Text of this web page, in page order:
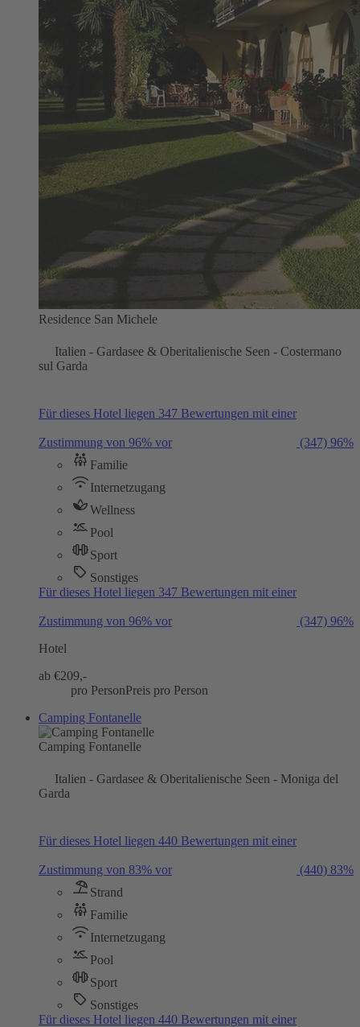
Residence San Michele
Italien - Gardasee & Oberitalienische Seen - Costermano
sul Garda
Für dieses Hotel liegen 347 Bewertungen mit einer
Zustimmung von 96% vor (347) 96%
Familie
Internetzugang
Wellness
Pool
Sport
Sonstiges
Für dieses Hotel liegen 347 Bewertungen mit einer
Zustimmung von 96% vor (347) 96%
Hotel
ab €209,-
pro PersonPreis pro Person
Camping Fontanelle
Camping Fontanelle
Italien - Gardasee & Oberitalienische Seen - Moniga del
Garda
Für dieses Hotel liegen 440 Bewertungen mit einer
Zustimmung von 83% vor (440) 83%
Strand
Familie
Internetzugang
Pool
Sport
Sonstiges
Für dieses Hotel liegen 440 Bewertungen mit einer